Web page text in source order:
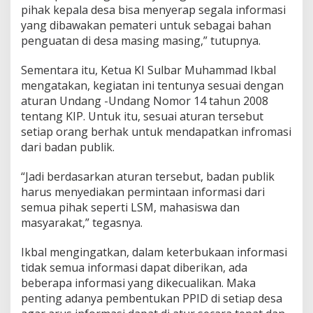
pihak kepala desa bisa menyerap segala informasi
yang dibawakan pemateri untuk sebagai bahan
penguatan di desa masing masing,” tutupnya.
Sementara itu, Ketua KI Sulbar Muhammad Ikbal
mengatakan, kegiatan ini tentunya sesuai dengan
aturan Undang -Undang Nomor 14 tahun 2008
tentang KIP. Untuk itu, sesuai aturan tersebut
setiap orang berhak untuk mendapatkan infromasi
dari badan publik.
“Jadi berdasarkan aturan tersebut, badan publik
harus menyediakan permintaan informasi dari
semua pihak seperti LSM, mahasiswa dan
masyarakat,” tegasnya.
Ikbal mengingatkan, dalam keterbukaan informasi
tidak semua informasi dapat diberikan, ada
beberapa informasi yang dikecualikan. Maka
penting adanya pembentukan PPID di setiap desa